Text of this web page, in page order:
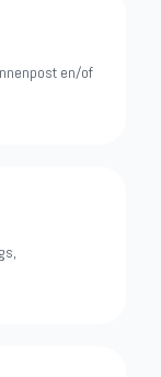
en/of